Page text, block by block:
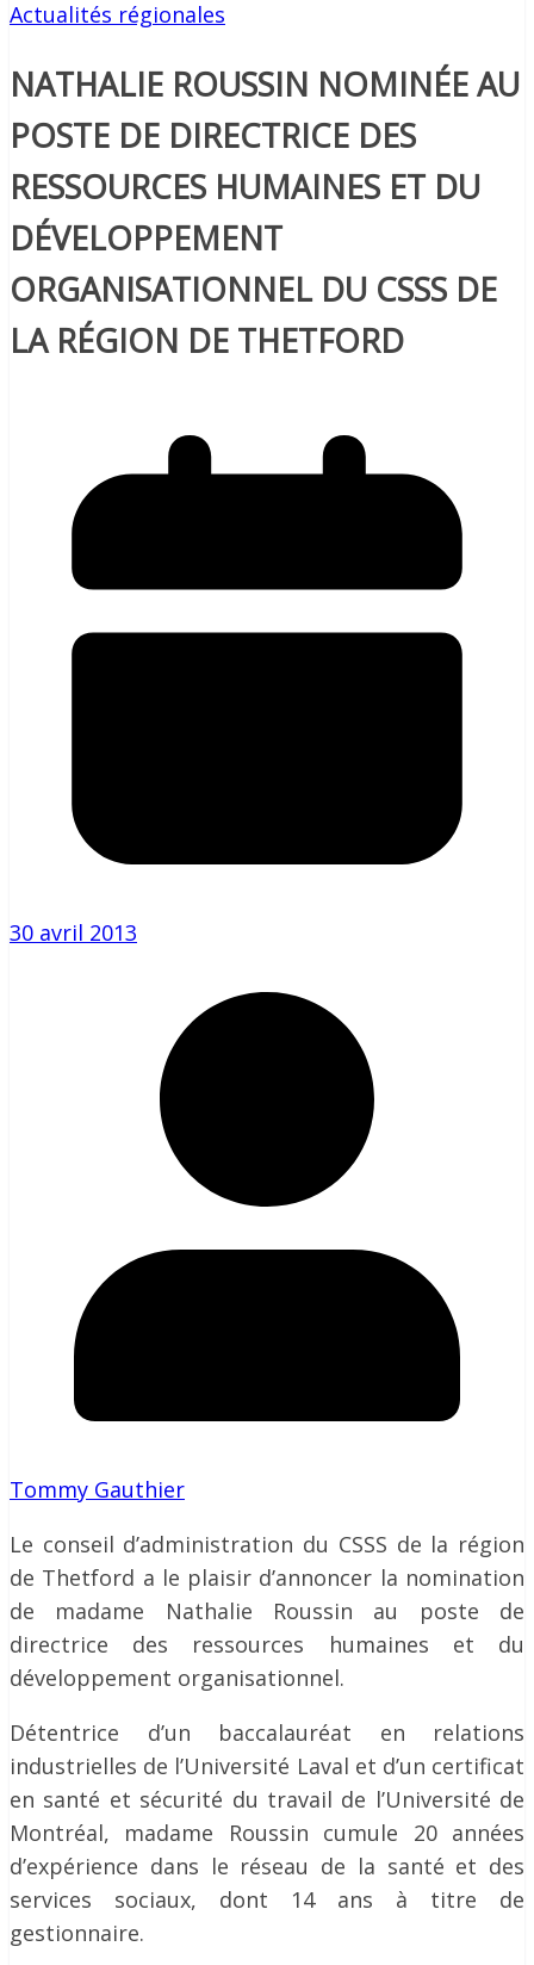
Actualités régionales
NATHALIE ROUSSIN NOMINÉE AU
POSTE DE DIRECTRICE DES
RESSOURCES HUMAINES ET DU
DÉVELOPPEMENT
ORGANISATIONNEL DU CSSS DE
LA RÉGION DE THETFORD
30 avril 2013
Tommy Gauthier
Le conseil d’administration du CSSS de la région
de Thetford a le plaisir d’annoncer la nomination
de madame Nathalie Roussin au poste de
directrice des ressources humaines et du
développement organisationnel.
Détentrice d’un baccalauréat en relations
industrielles de l’Université Laval et d’un certificat
en santé et sécurité du travail de l’Université de
Montréal, madame Roussin cumule 20 années
d’expérience dans le réseau de la santé et des
services sociaux, dont 14 ans à titre de
gestionnaire.